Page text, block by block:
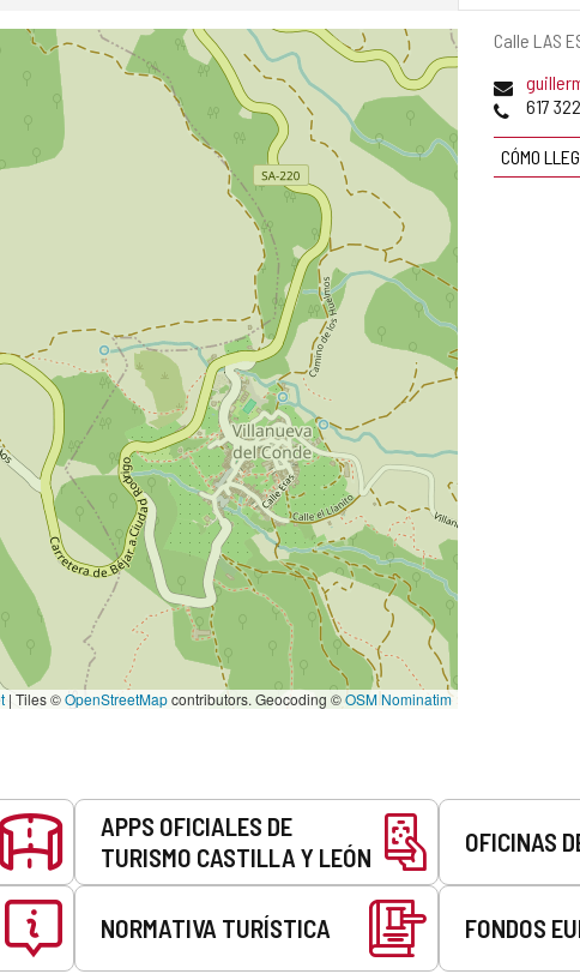
Dirección
Calle LAS
Dirección
de
Teléfonos
617
CÓMO
| Tiles ©OpenStreetMapcontributors. Geocoding ©OSM Nominatim
APPS OFICIALES DE
TURISMO CASTILLA Y LEÓN
OFICINAS
NORMATIVA TURÍSTICA FONDOS